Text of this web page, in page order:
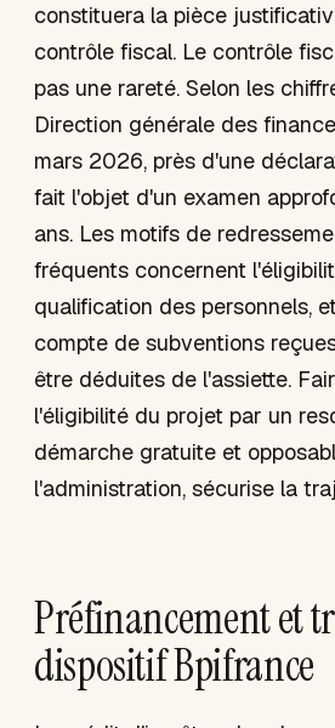
constituera la pièce
contrôle fiscal. Le contrôle
pas une rareté. Selon les
Direction générale des
mars 2026, près d'une
fait l'objet d'un examen
ans. Les motifs de
fréquents concernent
qualification des personnels,
compte de subventions
être déduites de l'assiette.
l'éligibilité du projet par un
démarche gratuite et
l'administration, sécurise la
Préfinancement et
dispositif Bpifrance